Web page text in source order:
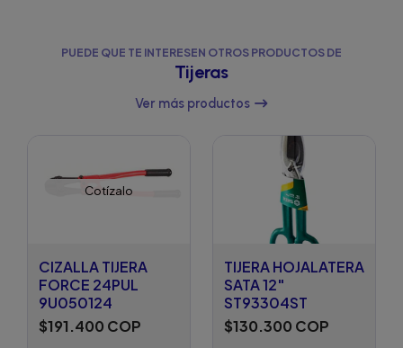
PUEDE QUE TE INTERESEN OTROS PRODUCTOS DE
Tijeras
Ver más productos
Cotízalo
CIZALLA TIJERA
FORCE 24PUL
9U050124
$191.400 COP
TIJERA HOJALATERA
SATA 12"
ST93304ST
$130.300 COP